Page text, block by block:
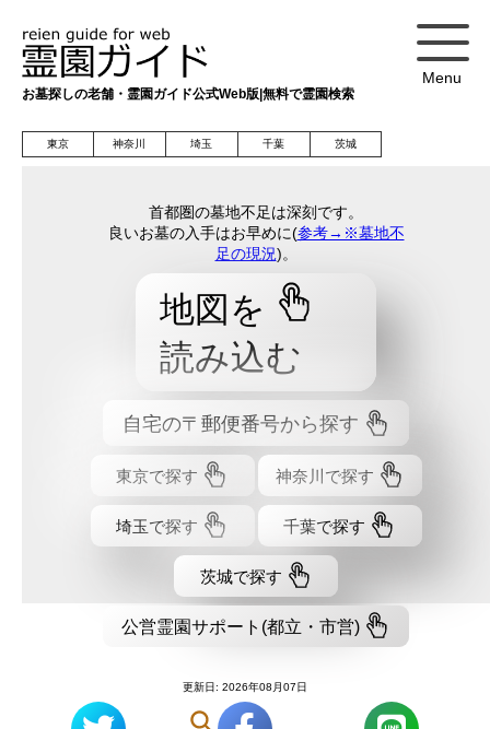
お墓探しの老舗・霊園ガイド公式Web版|無料で霊園検索
Menu
首都圏の墓地不足は深刻です。
良いお墓の入手はお早めに(参考→※墓地不
足の現況)。
地図を
読み込む
自宅の〒郵便番号から探す
東京で探す 神奈川で探す
埼玉で探す 千葉で探す
茨城で探す
公営霊園サポート(都立・市営)
東京 神奈川 埼玉 千葉 茨城
更新日: 2026年08月07日